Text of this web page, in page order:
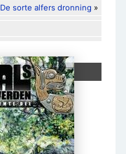
De sorte alfers dronning »